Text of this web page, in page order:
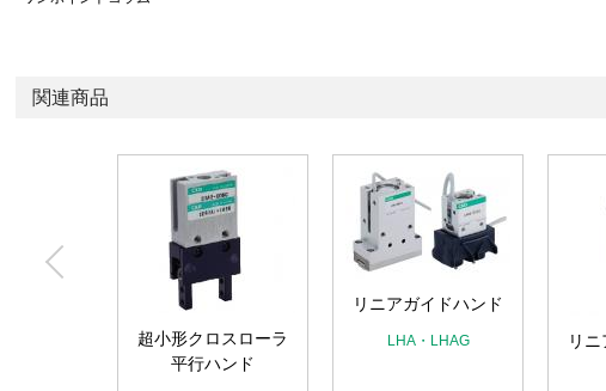
関連商品
超小形クロスローラ
平行ハンド
リニアガイドハンド
LHA・LHAG
リ